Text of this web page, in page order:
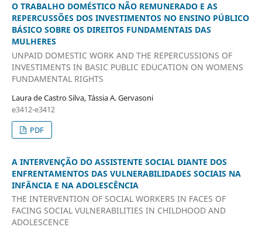
O TRABALHO DOMÉSTICO NÃO REMUNERADO E AS
REPERCUSSÕES DOS INVESTIMENTOS NO ENSINO PÚBLICO
BÁSICO SOBRE OS DIREITOS FUNDAMENTAIS DAS
MULHERES
UNPAID DOMESTIC WORK AND THE REPERCUSSIONS OF
INVESTIMENTS IN BASIC PUBLIC EDUCATION ON WOMENS
FUNDAMENTAL RIGHTS
Laura de Castro Silva, Tássia A. Gervasoni
e3412-e3412
PDF
A INTERVENÇÃO DO ASSISTENTE SOCIAL DIANTE DOS
ENFRENTAMENTOS DAS VULNERABILIDADES SOCIAIS NA
INFÂNCIA E NA ADOLESCÊNCIA
THE INTERVENTION OF SOCIAL WORKERS IN FACES OF
FACING SOCIAL VULNERABILITIES IN CHILDHOOD AND
ADOLESCENCE